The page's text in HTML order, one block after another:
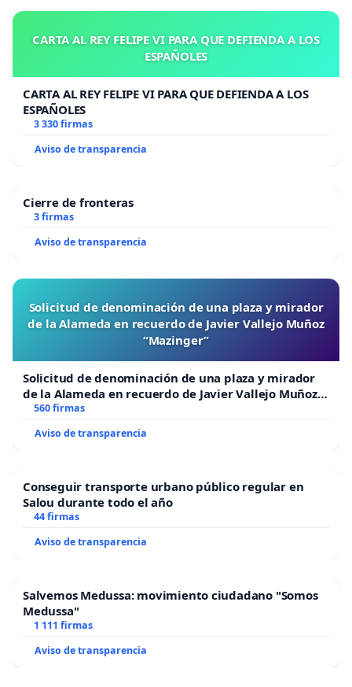
CARTA AL REY FELIPE VI PARA QUE DEFIENDA A LOS
ESPAÑOLES
CARTA AL REY FELIPE VI PARA QUE DEFIENDA A LOS
ESPAÑOLES
3 330 firmas
Aviso de transparencia
Cierre de fronteras
3 firmas
Aviso de transparencia
Solicitud de denominación de una plaza y mirador
de la Alameda en recuerdo de Javier Vallejo Muñoz
“Mazinger”
Solicitud de denominación de una plaza y mirador
de la Alameda en recuerdo de Javier Vallejo Muñoz
“Mazinger”
560 firmas
Aviso de transparencia
Conseguir transporte urbano público regular en
Salou durante todo el año
44 firmas
Aviso de transparencia
Salvemos Medussa: movimiento ciudadano "Somos
Medussa"
1 111 firmas
Aviso de transparencia